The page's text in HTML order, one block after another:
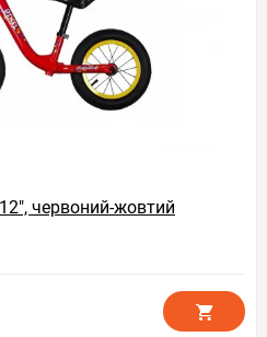
червоний-жовтий